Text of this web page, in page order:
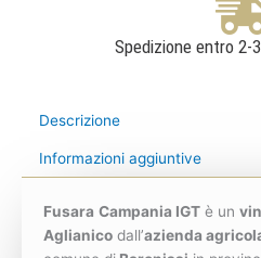
Spedizione entro 2-
Descrizione
Informazioni aggiuntive
Fusara Campania IGT è un
Aglianico dall’azienda